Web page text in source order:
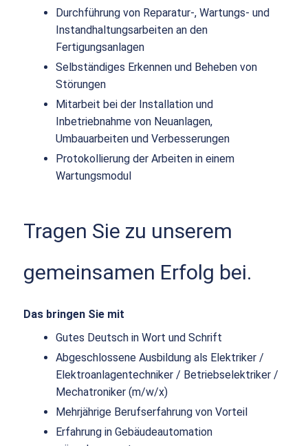
Durchführung von Reparatur-, Wartungs- und
Instandhaltungsarbeiten an den
Fertigungsanlagen
Selbständiges Erkennen und Beheben von
Störungen
Mitarbeit bei der Installation und
Inbetriebnahme von Neuanlagen,
Umbauarbeiten und Verbesserungen
Protokollierung der Arbeiten in einem
Wartungsmodul
Tragen Sie zu unserem
gemeinsamen Erfolg bei.
Das bringen Sie mit
Gutes Deutsch in Wort und Schrift
Abgeschlossene Ausbildung als Elektriker /
Elektroanlagentechniker / Betriebselektriker /
Mechatroniker (m/w/x)
Mehrjährige Berufserfahrung von Vorteil
Erfahrung in Gebäudeautomation